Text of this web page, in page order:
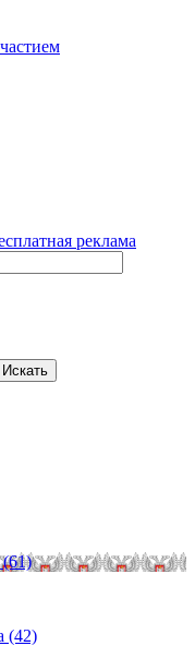
реклама
Искать
(42)